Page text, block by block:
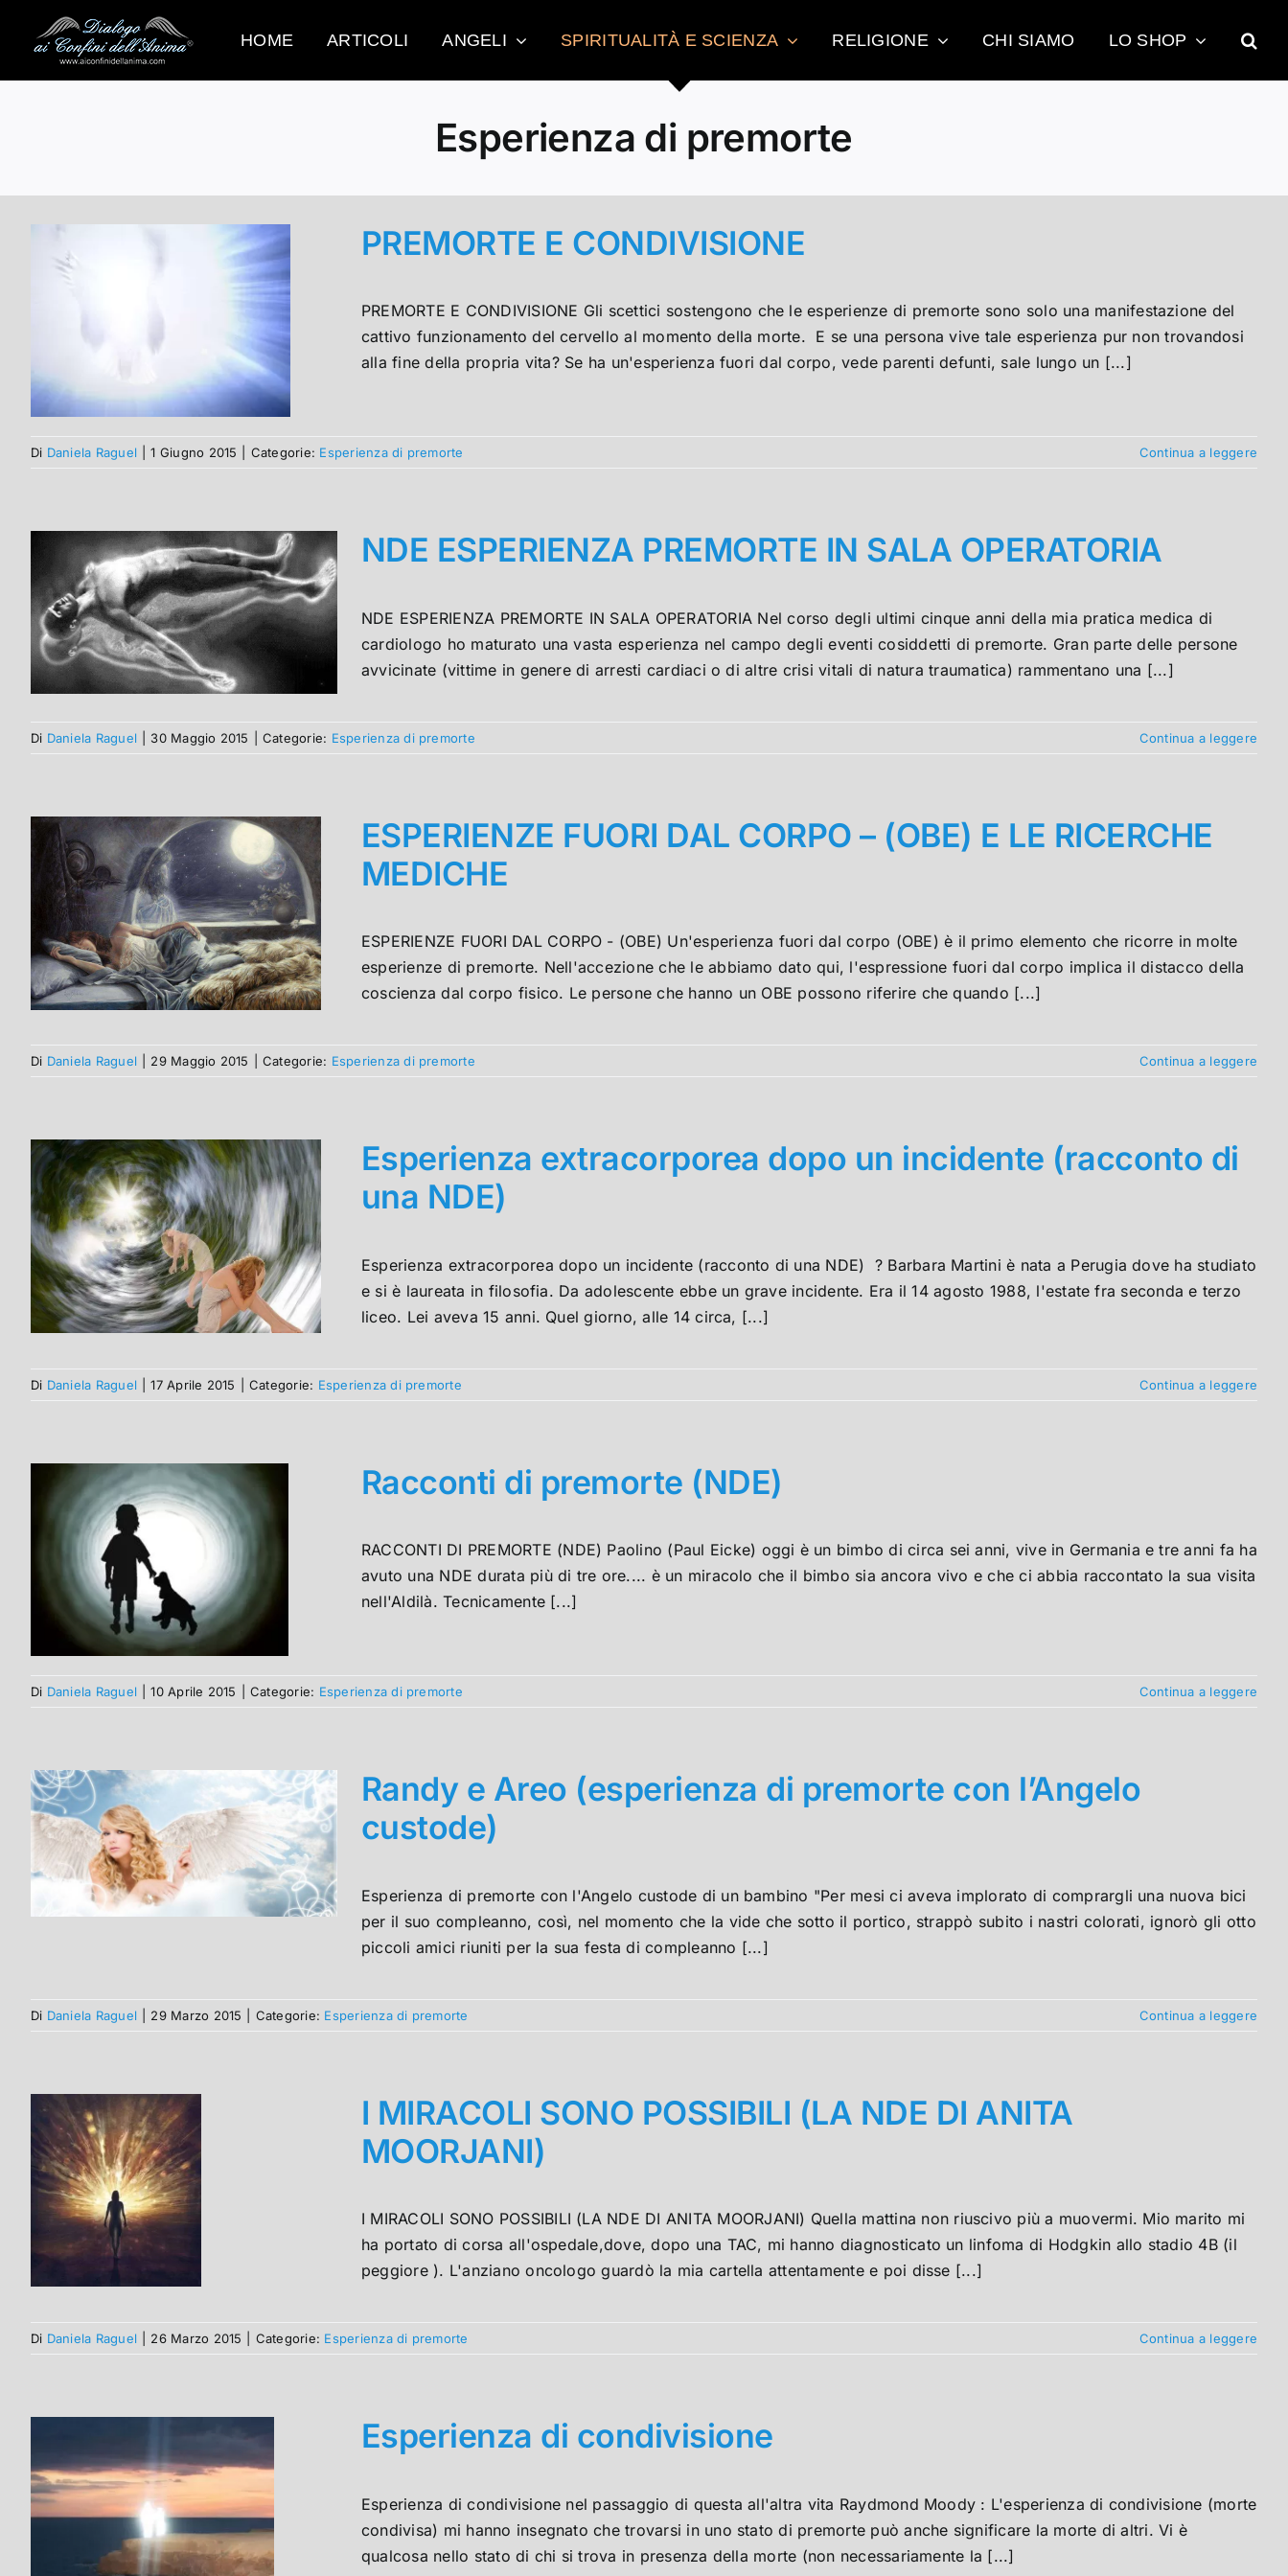
contenuto
HOME ARTICOLI ANGELI SPIRITUALITÀ E SCIENZA RELIGIONE CHI SIAMO LO SHOP
Esperienza di premorte
PREMORTE E CONDIVISIONE
PREMORTE E CONDIVISIONE Gli scettici sostengono che le esperienze di premorte sono solo una manifestazione del
cattivo funzionamento del cervello al momento della morte. E se una persona vive tale esperienza pur non trovandosi
alla fine della propria vita? Se ha un'esperienza fuori dal corpo, vede parenti defunti, sale lungo un [...]
Di Daniela Raguel 1 Giugno 2015 Categorie: Esperienza di premorte Continua a leggere
NDE ESPERIENZA PREMORTE IN SALA OPERATORIA
NDE ESPERIENZA PREMORTE IN SALA OPERATORIA Nel corso degli ultimi cinque anni della mia pratica medica di
cardiologo ho maturato una vasta esperienza nel campo degli eventi cosiddetti di premorte. Gran parte delle persone
avvicinate (vittime in genere di arresti cardiaci o di altre crisi vitali di natura traumatica) rammentano una [...]
Di Daniela Raguel 30 Maggio 2015 Categorie: Esperienza di premorte Continua a leggere
ESPERIENZE FUORI DAL CORPO – (OBE) E LE RICERCHE
MEDICHE
ESPERIENZE FUORI DAL CORPO - (OBE) Un'esperienza fuori dal corpo (OBE) è il primo elemento che ricorre in molte
esperienze di premorte. Nell'accezione che le abbiamo dato qui, l'espressione fuori dal corpo implica il distacco della
coscienza dal corpo fisico. Le persone che hanno un OBE possono riferire che quando [...]
Di Daniela Raguel 29 Maggio 2015 Categorie: Esperienza di premorte Continua a leggere
Esperienza extracorporea dopo un incidente (racconto di
una NDE)
Esperienza extracorporea dopo un incidente (racconto di una NDE) ? Barbara Martini è nata a Perugia dove ha studiato
e si è laureata in filosofia. Da adolescente ebbe un grave incidente. Era il 14 agosto 1988, l'estate fra seconda e terzo
liceo. Lei aveva 15 anni. Quel giorno, alle 14 circa, [...]
Di Daniela Raguel 17 Aprile 2015 Categorie: Esperienza di premorte Continua a leggere
Racconti di premorte (NDE)
RACCONTI DI PREMORTE (NDE) Paolino (Paul Eicke) oggi è un bimbo di circa sei anni, vive in Germania e tre anni fa ha
avuto una NDE durata più di tre ore.... è un miracolo che il bimbo sia ancora vivo e che ci abbia raccontato la sua visita
nell'Aldilà. Tecnicamente [...]
Di Daniela Raguel 10 Aprile 2015 Categorie: Esperienza di premorte Continua a leggere
Randy e Areo (esperienza di premorte con l’Angelo
custode)
Esperienza di premorte con l'Angelo custode di un bambino "Per mesi ci aveva implorato di comprargli una nuova bici
per il suo compleanno, così, nel momento che la vide che sotto il portico, strappò subito i nastri colorati, ignorò gli otto
piccoli amici riuniti per la sua festa di compleanno [...]
Di Daniela Raguel 29 Marzo 2015 Categorie: Esperienza di premorte Continua a leggere
I MIRACOLI SONO POSSIBILI (LA NDE DI ANITA
MOORJANI)
I MIRACOLI SONO POSSIBILI (LA NDE DI ANITA MOORJANI) Quella mattina non riuscivo più a muovermi. Mio marito mi
ha portato di corsa all'ospedale,dove, dopo una TAC, mi hanno diagnosticato un linfoma di Hodgkin allo stadio 4B (il
peggiore ). L'anziano oncologo guardò la mia cartella attentamente e poi disse [...]
Di Daniela Raguel 26 Marzo 2015 Categorie: Esperienza di premorte Continua a leggere
Esperienza di condivisione
Esperienza di condivisione nel passaggio di questa all'altra vita Raydmond Moody : L'esperienza di condivisione (morte
condivisa) mi hanno insegnato che trovarsi in uno stato di premorte può anche significare la morte di altri. Vi è
qualcosa nello stato di chi si trova in presenza della morte (non necessariamente la [...]